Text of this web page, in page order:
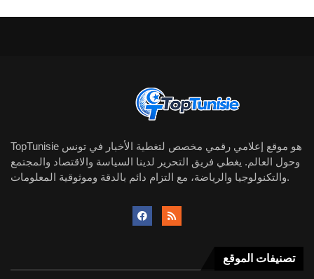
TopTunisie هو موقع إعلامي رقمي مخصص لتغطية الأخبار في تونس
وحول العالم. يغطي فريق التحرير لدينا السياسة والاقتصاد والمجتمع
والتكنولوجيا والرياضة، مع التزام دائم بالدقة وموثوقية المعلومات.
تصنيفات الموقع